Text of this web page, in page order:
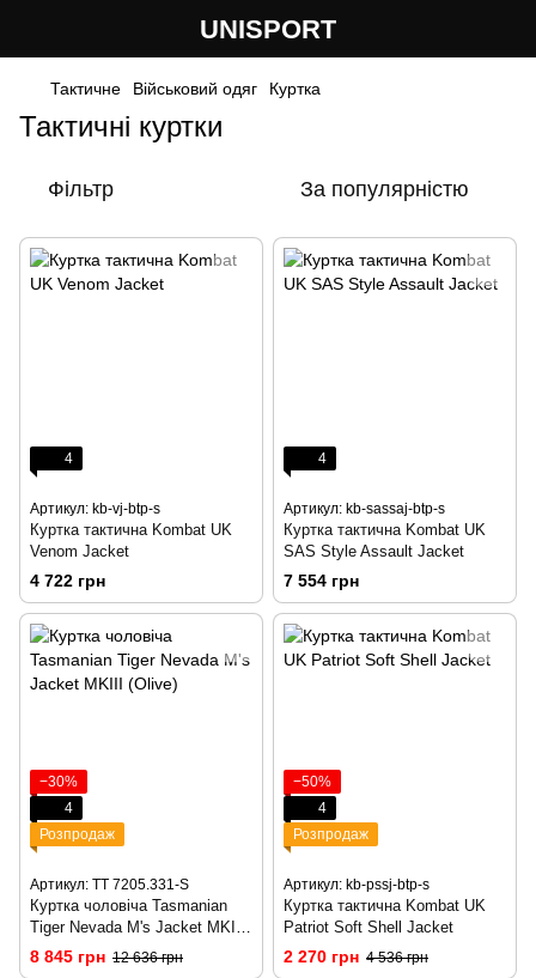
UNISPORT
Тактичне Військовий одяг Куртка
Тактичні куртки
Фільтр За популярністю
4
Артикул: kb-vj-btp-s
Куртка тактична Kombat UK
Venom Jacket
4 722 грн
4
Артикул: kb-sassaj-btp-s
Куртка тактична Kombat UK
SAS Style Assault Jacket
7 554 грн
−30%
4
Розпродаж
Артикул: TT 7205.331-S
Куртка чоловіча Tasmanian
Tiger Nevada M's Jacket MKIII
(Olive)
8 845 грн 12 636 грн
−50%
4
Розпродаж
Артикул: kb-pssj-btp-s
Куртка тактична Kombat UK
Patriot Soft Shell Jacket
2 270 грн 4 536 грн